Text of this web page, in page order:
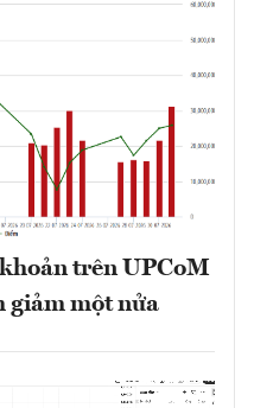
trên UPCoM
giảm một nửa